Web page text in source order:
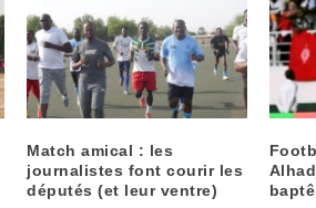
Match amical : les
journalistes font courir les
députés (et leur ventre)